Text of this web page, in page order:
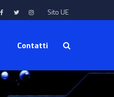
Sito UE
Contatti